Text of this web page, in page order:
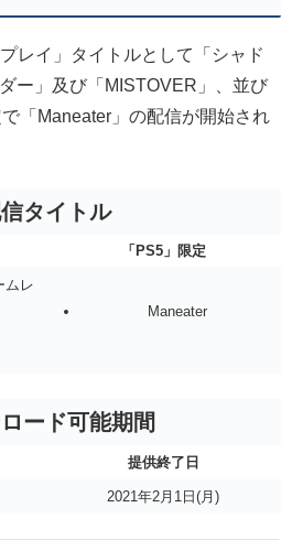
レイ」タイトルとして「シャド
ー」及び「MISTOVER」、並び
「Maneater」の配信が開始され
タイトル
「PS5」限定
ムレ
Maneater
ード可能期間
提供終了日
2021年2月1日(月)